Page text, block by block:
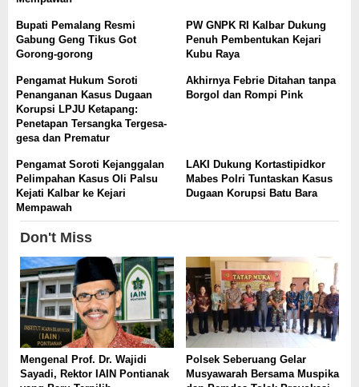
Bupati Pemalang Resmi
Gabung Geng Tikus Got
Gorong-gorong
PW GNPK RI Kalbar Dukung
Penuh Pembentukan Kejari
Kubu Raya
Pengamat Hukum Soroti
Penanganan Kasus Dugaan
Korupsi LPJU Ketapang:
Penetapan Tersangka Tergesa-
gesa dan Prematur
Akhirnya Febrie Ditahan tanpa
Borgol dan Rompi Pink
Pengamat Soroti Kejanggalan
Pelimpahan Kasus Oli Palsu
Kejati Kalbar ke Kejari
Mempawah
LAKI Dukung Kortastipidkor
Mabes Polri Tuntaskan Kasus
Dugaan Korupsi Batu Bara
Don't Miss
Mengenal Prof. Dr. Wajidi
Sayadi, Rektor IAIN Pontianak
Polsek Seberuang Gelar
Musyawarah Bersama Muspika